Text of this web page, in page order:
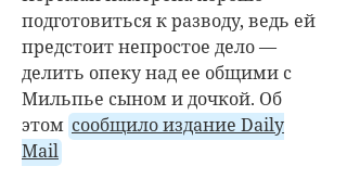
подготовиться к разводу, ведь ей
предстоит непростое дело —
делить опеку над ее общими с
Мильпье сыном и дочкой. Об
этом сообщило издание Daily
Mail